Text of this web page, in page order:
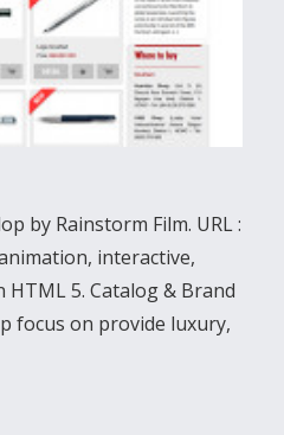
by Rainstorm Film. URL :
interactive,
5. Catalog & Brand
focus on provide luxury,